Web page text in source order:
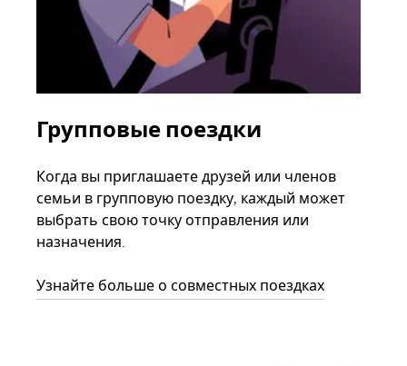
Групповые поездки
Когда вы приглашаете друзей или членов
семьи в групповую поездку, каждый может
выбрать свою точку отправления или
назначения.
Узнайте больше о совместных поездках